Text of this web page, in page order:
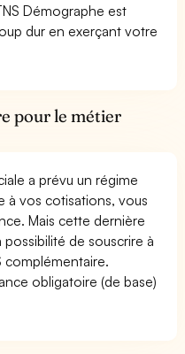
Démographe est
dur en exerçant votre
pour le métier
a prévu un régime
à vos cotisations, vous
Mais cette dernière
de souscrire à
complémentaire.
obligatoire (de base)